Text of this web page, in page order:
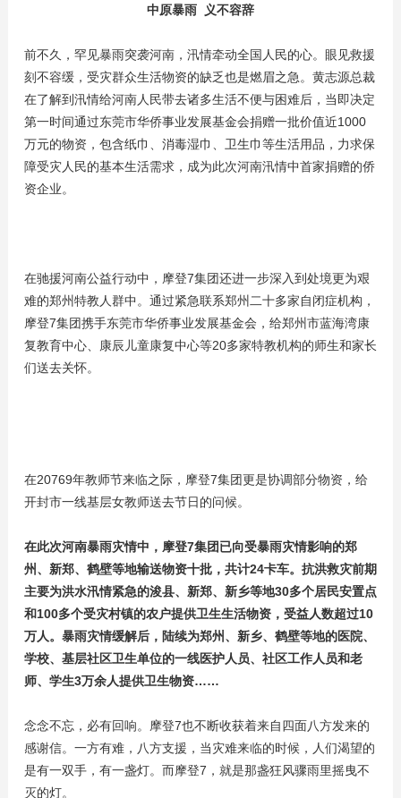
中原暴雨 义不容辞
前不久，罕见暴雨突袭河南，汛情牵动全国人民的心。眼见救援
刻不容缓，受灾群众生活物资的缺乏也是燃眉之急。黄志源总裁
在了解到汛情给河南人民带去诸多生活不便与困难后，当即决定
第一时间通过东莞市华侨事业发展基金会捐赠一批价值近1000
万元的物资，包含纸巾、消毒湿巾、卫生巾等生活用品，力求保
障受灾人民的基本生活需求，成为此次河南汛情中首家捐赠的侨
资企业。
在驰援河南公益行动中，摩登7集团还进一步深入到处境更为艰
难的郑州特教人群中。通过紧急联系郑州二十多家自闭症机构，
摩登7集团携手东莞市华侨事业发展基金会，给郑州市蓝海湾康
复教育中心、康辰儿童康复中心等20多家特教机构的师生和家长
们送去关怀。
在20769年教师节来临之际，摩登7集团更是协调部分物资，给
开封市一线基层女教师送去节日的问候。
在此次河南暴雨灾情中，摩登7集团已向受暴雨灾情影响的郑
州、新郑、鹤壁等地输送物资十批，共计24卡车。抗洪救灾前期
主要为洪水汛情紧急的浚县、新郑、新乡等地30多个居民安置点
和100多个受灾村镇的农户提供卫生生活物资，受益人数超过10
万人。暴雨灾情缓解后，陆续为郑州、新乡、鹤壁等地的医院、
学校、基层社区卫生单位的一线医护人员、社区工作人员和老
师、学生3万余人提供卫生物资……
念念不忘，必有回响。摩登7也不断收获着来自四面八方发来的
感谢信。一方有难，八方支援，当灾难来临的时候，人们渴望的
是有一双手，有一盏灯。而摩登7，就是那盏狂风骤雨里摇曳不
灭的灯。